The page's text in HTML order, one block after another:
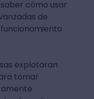
cómo usar
de
explotaran
tomar